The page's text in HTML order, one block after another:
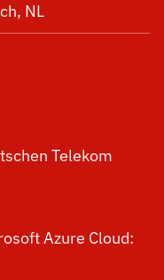
NL
Telekom
Azure Cloud: